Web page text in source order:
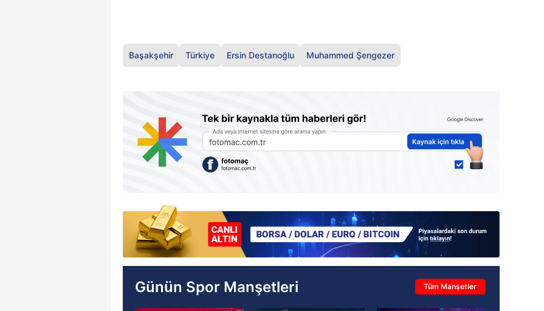
Başakşehir Türkiye Ersin Destanoğlu Muhammed Şengezer
Günün Spor Manşetleri Tüm Manşetler